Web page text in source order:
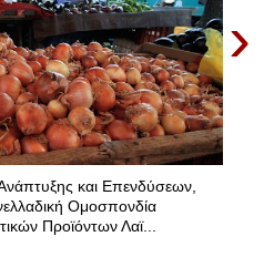
›
και Επενδύσεων,
Ομοσπονδία
Προϊόντων Λαϊ...